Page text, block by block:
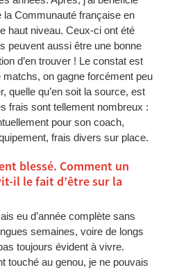
la Communauté française en
haut niveau. Ceux-ci ont été
peuvent aussi être une bonne
d’en trouver ! Le constat est
matchs, on gagne forcément peu
quelle qu’en soit la source, est
frais sont tellement nombreux :
pour son coach,
frais divers sur place.
blessé. Comment un
il le fait d’être sur la
eu d’année complète sans
semaines, voire de longs
toujours évident à vivre.
touché au genou, je ne pouvais